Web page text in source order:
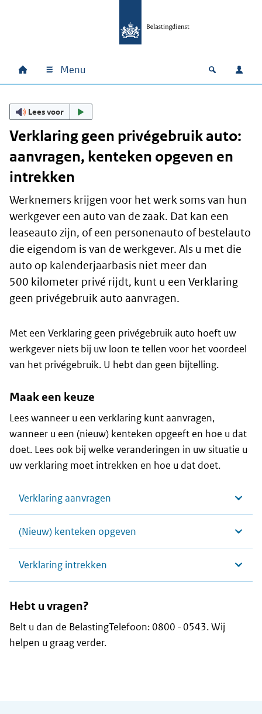
Hoofdnavigatie
Home Menu Open
Lees voor
Verklaring geen privégebruik auto:
aanvragen, kenteken opgeven en
intrekken
Werknemers krijgen voor het werk soms van hun
werkgever een auto van de zaak. Dat kan een
leaseauto zijn, of een personenauto of bestelauto
die eigendom is van de werkgever. Als u met die
auto op kalenderjaarbasis niet meer dan
500 kilometer privé rijdt, kunt u een Verklaring
geen privégebruik auto aanvragen.
Met een Verklaring geen privégebruik auto hoeft uw
werkgever niets bij uw loon te tellen voor het voordeel
van het privégebruik. U hebt dan geen bijtelling.
Maak een keuze
Lees wanneer u een verklaring kunt aanvragen,
wanneer u een (nieuw) kenteken opgeeft en hoe u dat
doet. Lees ook bij welke veranderingen in uw situatie u
uw verklaring moet intrekken en hoe u dat doet.
Verklaring aanvragen
(Nieuw) kenteken opgeven
Verklaring intrekken
Hebt u vragen?
Belt u dan de BelastingTelefoon: 0800 - 0543. Wij
helpen u graag verder.